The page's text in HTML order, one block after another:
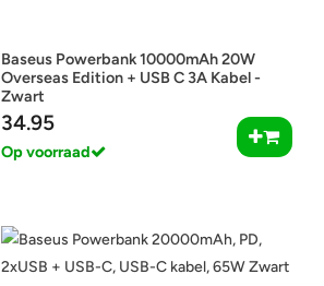
Baseus Powerbank 10000mAh 20W
Overseas Edition + USB C 3A Kabel -
Zwart
34.95
Op voorraad